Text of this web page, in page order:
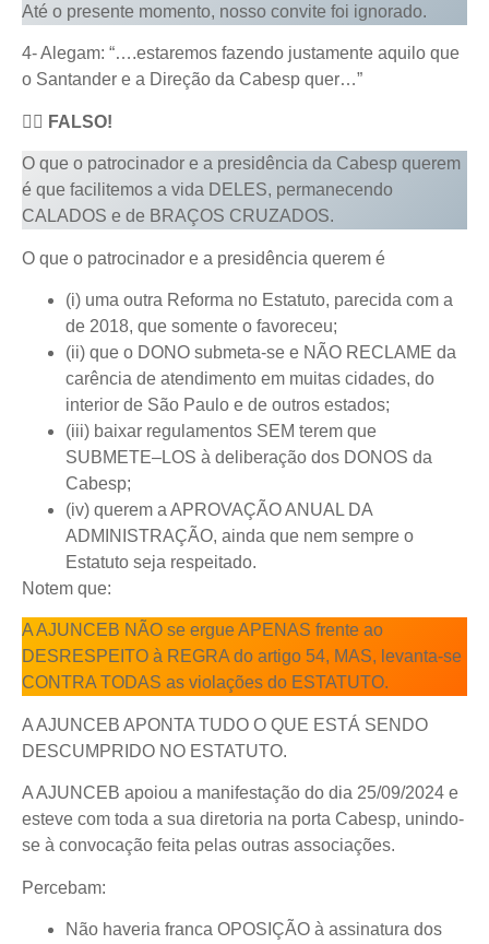
Até o presente momento, nosso convite foi ignorado.
4- Alegam: “….estaremos fazendo justamente aquilo que
o Santander e a Direção da Cabesp quer…”
👆🏻 FALSO!
O que o patrocinador e a presidência da Cabesp querem
é que facilitemos a vida DELES, permanecendo
CALADOS e de BRAÇOS CRUZADOS.
O que o patrocinador e a presidência querem é
(i) uma outra Reforma no Estatuto, parecida com a
de 2018, que somente o favoreceu;
(ii) que o DONO submeta-se e NÃO RECLAME da
carência de atendimento em muitas cidades, do
interior de São Paulo e de outros estados;
(iii) baixar regulamentos SEM terem que
SUBMETE–LOS à deliberação dos DONOS da
Cabesp;
(iv) querem a APROVAÇÃO ANUAL DA
ADMINISTRAÇÃO, ainda que nem sempre o
Estatuto seja respeitado.
Notem que:
A AJUNCEB NÃO se ergue APENAS frente ao
DESRESPEITO à REGRA do artigo 54, MAS, levanta-se
CONTRA TODAS as violações do ESTATUTO.
A AJUNCEB APONTA TUDO O QUE ESTÁ SENDO
DESCUMPRIDO NO ESTATUTO.
A AJUNCEB apoiou a manifestação do dia 25/09/2024 e
esteve com toda a sua diretoria na porta Cabesp, unindo-
se à convocação feita pelas outras associações.
Percebam:
Não haveria franca OPOSIÇÃO à assinatura dos